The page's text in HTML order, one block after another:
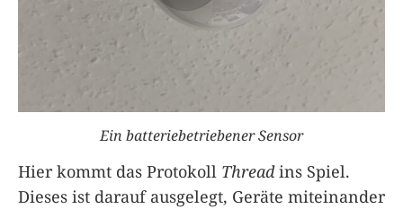
Ein batteriebetriebener Sensor
Hier kommt das Protokoll Threadins Spiel.
Dieses ist darauf ausgelegt, Geräte miteinander